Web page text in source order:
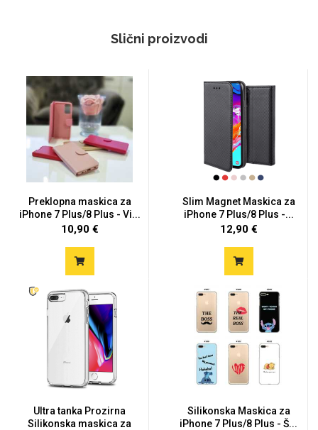
Slični proizvodi
Preklopna maskica za
iPhone 7 Plus/8 Plus - Vi...
10,90 €
Slim Magnet Maskica za
iPhone 7 Plus/8 Plus -...
12,90 €
Ultra tanka Prozirna
Silikonska maskica za
Silikonska Maskica za
iPhone 7 Plus/8 Plus - Š...